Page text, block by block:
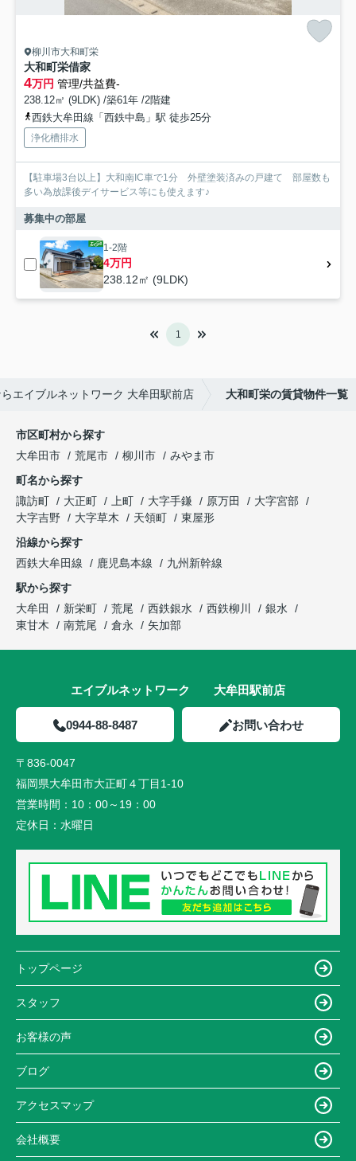
柳川市大和町栄
大和町栄借家
4万円 管理/共益費-
238.12㎡ (9LDK) /築61年 /2階建
西鉄大牟田線「西鉄中島」駅 徒歩25分
浄化槽排水
【駐車場3台以上】大和南IC車で1分 外壁塗装済みの戸建て 部屋数も
多い為放課後デイサービス等にも使えます♪
募集中の部屋
1-2階
4万円
238.12㎡ (9LDK)
1
エイブルネットワーク 大牟田駅前店 大和町栄の賃貸物件一覧
市区町村から探す
大牟田市
荒尾市 柳川市
みやま市
町名から探す
諏訪町
大正町 上町 大字手鎌 原万田
大字宮部
大字吉野
大字草木 天領町
東屋形
沿線から探す
西鉄大牟田線
鹿児島本線
九州新幹線
駅から探す
大牟田
新栄町 荒尾 西鉄銀水 西鉄柳川
銀水
東甘木
南荒尾 倉永 矢加部
エイブルネットワーク 大牟田駅前店
0944-88-8487 お問い合わせ
〒836-0047
福岡県大牟田市大正町４丁目1-10
営業時間： 10：00～19：00
定休日： 水曜日
トップページ
スタッフ
お客様の声
ブログ
アクセスマップ
会社概要